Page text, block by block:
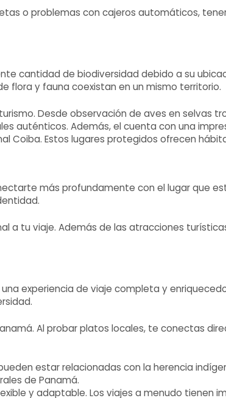
o problemas con cajeros automáticos,
cantidad de biodiversidad debido a su
flora y fauna coexistan en un mismo territorio.
Desde observación de aves en selvas
auténticos. Además, el cuenta con una
Coiba. Estos lugares protegidos ofrecen
más profundamente con el lugar que
a tu viaje. Además de las atracciones
experiencia de viaje completa y
Al probar platos locales, te conectas
estar relacionadas con la herencia
de Panamá.
y adaptable. Los viajes a menudo tienen